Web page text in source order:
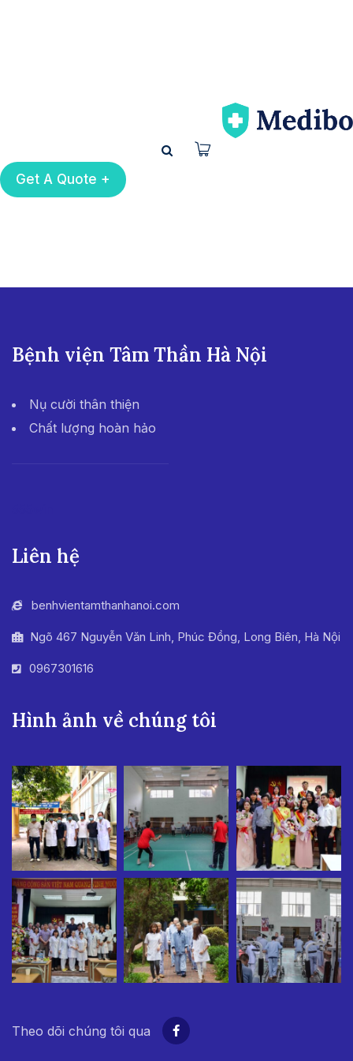
Get A Quote +
Bệnh viện Tâm Thần Hà Nội
Nụ cười thân thiện
Chất lượng hoàn hảo
Liên hệ
benhvientamthanhanoi.com
Ngõ 467 Nguyễn Văn Linh, Phúc Đồng, Long Biên, Hà Nội
0967301616
Hình ảnh về chúng tôi
Theo dõi chúng tôi qua